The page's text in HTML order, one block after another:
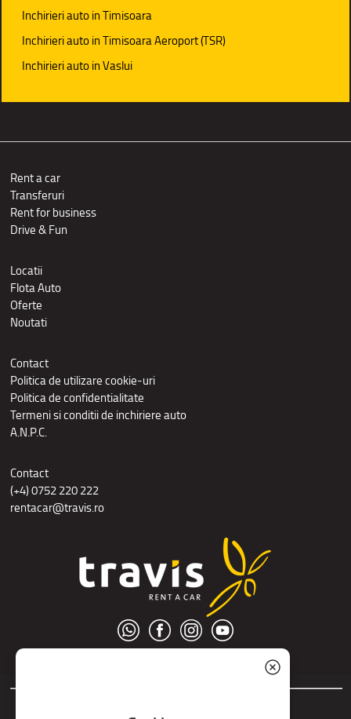
Inchirieri auto in Timisoara
Inchirieri auto in Timisoara Aeroport (TSR)
Inchirieri auto in Vaslui
Rent a car
Transferuri
Rent for business
Drive & Fun
Locatii
Flota Auto
Oferte
Noutati
Contact
Politica de utilizare cookie-uri
Politica de confidentialitate
Termeni si conditii de inchiriere auto
A.N.P.C.
Contact
(+4) 0752 220 222
rentacar@travis.ro